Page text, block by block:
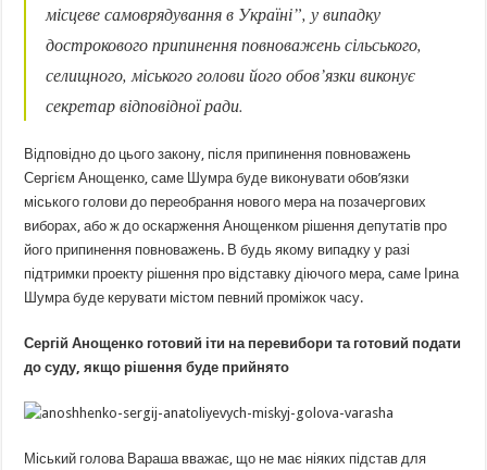
місцеве самоврядування в Україні”, у випадку
дострокового припинення повноважень сільського,
селищного, міського голови його обов’язки виконує
секретар відповідної ради.
Відповідно до цього закону, після припинення повноважень
Сергієм Анощенко, саме Шумра буде виконувати обов’язки
міського голови до переобрання нового мера на позачергових
виборах, або ж до оскарження Анощенком рішення депутатів про
його припинення повноважень. В будь якому випадку у разі
підтримки проекту рішення про відставку діючого мера, саме Ірина
Шумра буде керувати містом певний проміжок часу.
Сергій Анощенко готовий іти на перевибори та готовий подати
до суду, якщо рішення буде прийнято
Міський голова Вараша вважає, що не має ніяких підстав для